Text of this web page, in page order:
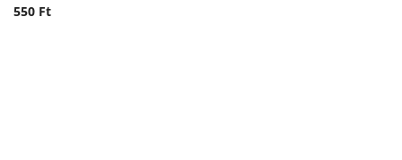
550 Ft